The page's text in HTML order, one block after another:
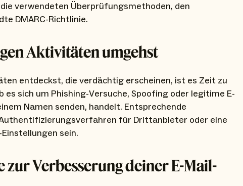
verwendeten Überprüfungsmethoden, den
DMARC-Richtlinie.
Aktivitäten umgehst
entdeckst, die verdächtig erscheinen, ist es Zeit zu
sich um Phishing-Versuche, Spoofing oder legitime E-
Namen senden, handelt. Entsprechende
für Drittanbieter oder eine
sein.
Verbesserung deiner E-Mail-